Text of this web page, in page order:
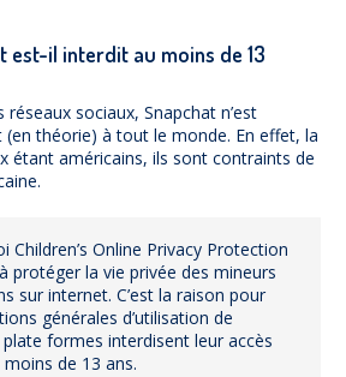
est-il interdit au moins de 13
sociaux, Snapchat n’est
théorie) à tout le monde. En effet, la
étant américains, ils sont contraints de
Children’s Online Privacy Protection
protéger la vie privée des mineurs
sur internet. C’est la raison pour
générales d’utilisation de
plate formes interdisent leur accès
de 13 ans.